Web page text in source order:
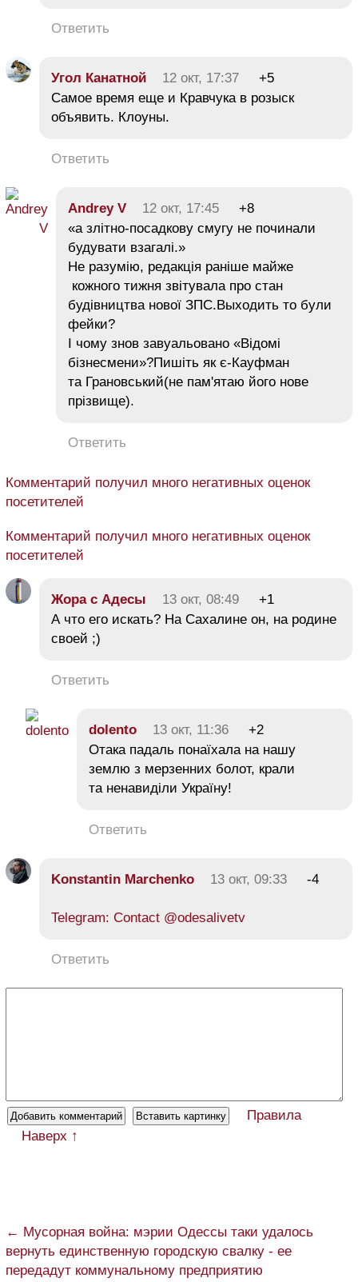
Ответить
Угол Канатной 12 окт, 17:37
+5
Самое время еще и Кравчука в розыск
объявить. Клоуны.
Ответить
Andrey V 12 окт, 17:45
+8
«а злітно-посадкову смугу не починали
будувати взагалі.»
Не разумію, редакція раніше майже
кожного тижня звітувала про стан
будівництва нової ЗПС.Выходить то були
фейки?
І чому знов завуальовано «Відомі
бізнесмени»?Пишіть як є-Кауфман
та Грановський(не пам'ятаю його нове
прізвище).
Ответить
Комментарий получил много негативных оценок
посетителей
Комментарий получил много негативных оценок
посетителей
Жора с Адесы 13 окт, 08:49
+1
А что его искать? На Сахалине он, на родине
своей ;)
Ответить
dolento 13 окт, 11:36
+2
Отака падаль понаїхала на нашу
землю з мерзенних болот, крали
та ненавиділи Україну!
Ответить
Konstantin Marchenko 13 окт, 09:33 -4
Telegram: Contact @odesalivetv
Ответить
Правила
Наверх ↑
← Мусорная война: мэрии Одессы таки удалось
вернуть единственную городскую свалку - ее
передадут коммунальному предприятию